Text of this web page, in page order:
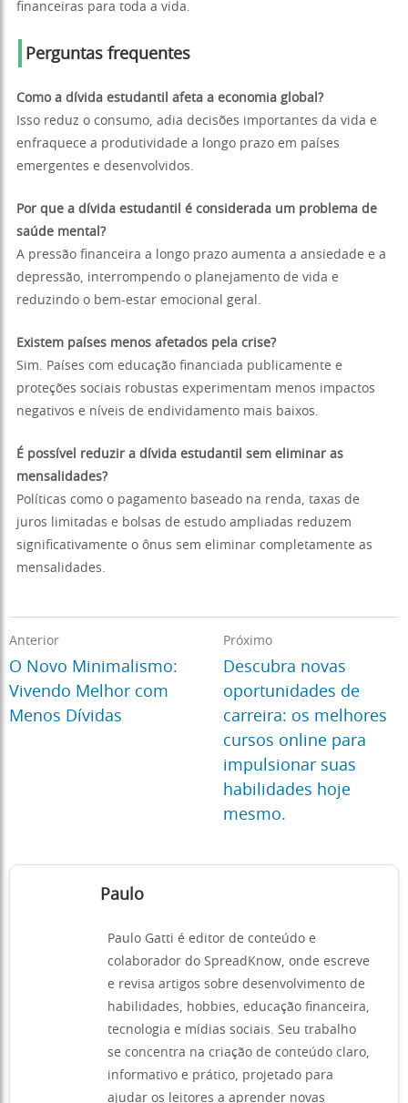
financeiras para toda a vida.
Perguntas frequentes
Como a dívida estudantil afeta a economia global?
Isso reduz o consumo, adia decisões importantes da vida e
enfraquece a produtividade a longo prazo em países
emergentes e desenvolvidos.
Por que a dívida estudantil é considerada um problema de
saúde mental?
A pressão financeira a longo prazo aumenta a ansiedade e a
depressão, interrompendo o planejamento de vida e
reduzindo o bem-estar emocional geral.
Existem países menos afetados pela crise?
Sim. Países com educação financiada publicamente e
proteções sociais robustas experimentam menos impactos
negativos e níveis de endividamento mais baixos.
É possível reduzir a dívida estudantil sem eliminar as
mensalidades?
Políticas como o pagamento baseado na renda, taxas de
juros limitadas e bolsas de estudo ampliadas reduzem
significativamente o ônus sem eliminar completamente as
mensalidades.
Anterior
O Novo Minimalismo:
Vivendo Melhor com
Menos Dívidas
Próximo
Descubra novas
oportunidades de
carreira: os melhores
cursos online para
impulsionar suas
habilidades hoje
mesmo.
Paulo
Paulo Gatti é editor de conteúdo e
colaborador do SpreadKnow, onde escreve
e revisa artigos sobre desenvolvimento de
habilidades, hobbies, educação financeira,
tecnologia e mídias sociais. Seu trabalho
se concentra na criação de conteúdo claro,
informativo e prático, projetado para
ajudar os leitores a aprender novas